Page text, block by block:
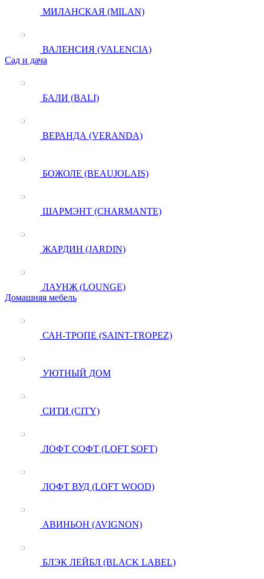
МИЛАНСКАЯ (MILAN)
ВАЛЕНСИЯ (VALENCIA)
Сад и дача
БАЛИ (BALI)
ВЕРАНДА (VERANDA)
БОЖОЛЕ (BEAUJOLAIS)
ШАРМЭНТ (CHARMANTE)
ЖАРДИН (JARDIN)
ЛАУНЖ (LOUNGE)
Домашняя мебель
САН-ТРОПЕ (SAINT-TROPEZ)
УЮТНЫЙ ДОМ
СИТИ (CITY)
ЛОФТ СОФТ (LOFT SOFT)
ЛОФТ ВУД (LOFT WOOD)
АВИНЬОН (AVIGNON)
БЛЭК ЛЕЙБЛ (BLACK LABEL)